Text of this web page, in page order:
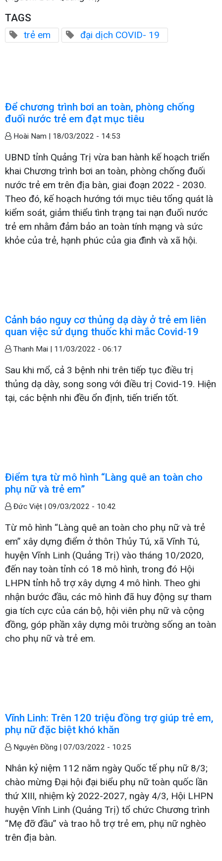
TAGS
trẻ em đại dịch COVID- 19
Để chương trình bơi an toàn, phòng chống
đuối nước trẻ em đạt mục tiêu
Hoài Nam | 18/03/2022 - 14:53
UBND tỉnh Quảng Trị vừa ban hành kế hoạch triển
khai Chương trình bơi an toàn, phòng chống đuối
nước trẻ em trên địa bàn, giai đoạn 2022 - 2030.
Theo đó, kế hoạch hướng tới mục tiêu tổng quát là
kiểm soát, giảm thiểu tình trạng tai nạn đuối nước
trẻ em nhằm đảm bảo an toàn tính mạng và sức
khỏe của trẻ, hạnh phúc của gia đình và xã hội.
Cảnh báo nguy cơ thủng dạ dày ở trẻ em liên
quan việc sử dụng thuốc khi mắc Covid-19
Thanh Mai | 11/03/2022 - 06:17
Sau khi mổ, cả 3 bệnh nhi trên tiếp tục điều trị
thủng dạ dày, song song với điều trị Covid-19. Hiện
tại, các bệnh nhi đều ổn định, tiến triển tốt.
Điểm tựa từ mô hình “Làng quê an toàn cho
phụ nữ và trẻ em”
Đức Việt | 09/03/2022 - 10:42
Từ mô hình “Làng quê an toàn cho phụ nữ và trẻ
em” xây dựng điểm ở thôn Thủy Tú, xã Vĩnh Tú,
huyện Vĩnh Linh (Quảng Trị) vào tháng 10/2020,
đến nay toàn tỉnh có 18 mô hình, trong đó Hội
LHPN tỉnh hỗ trợ xây dựng 4 mô hình. Theo ghi
nhận bước đầu, các mô hình đã huy động sự tham
gia tích cực của cán bộ, hội viên phụ nữ và cộng
đồng, góp phần xây dựng môi trường sống an toàn
cho phụ nữ và trẻ em.
Vĩnh Linh: Trên 120 triệu đồng trợ giúp trẻ em,
phụ nữ đặc biệt khó khăn
Nguyên Đồng | 07/03/2022 - 10:25
Nhân kỷ niệm 112 năm ngày Quốc tế phụ nữ 8/3;
chào mừng Đại hội đại biểu phụ nữ toàn quốc lần
thứ XIII, nhiệm kỳ 2022-2027, ngày 4/3, Hội LHPN
huyện Vĩnh Linh (Quảng Trị) tổ chức Chương trình
“Mẹ đỡ đầu” và trao hỗ trợ trẻ em, phụ nữ nghèo
trên địa bàn.